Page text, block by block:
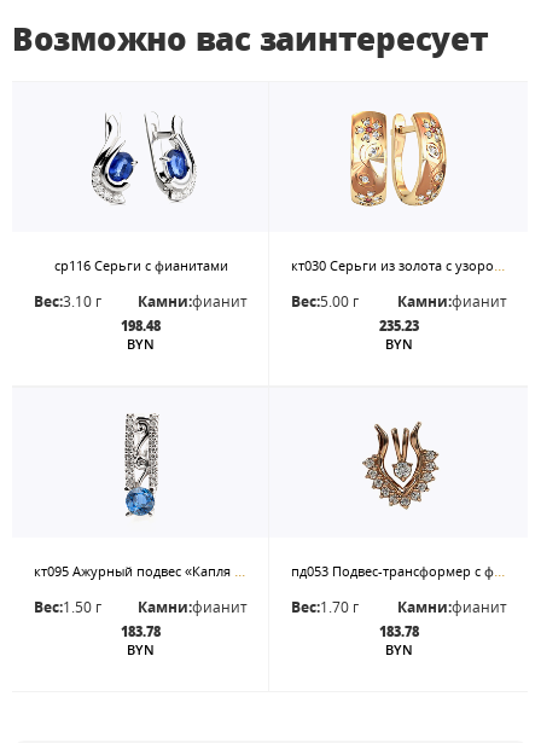
Возможно вас заинтересует
ср116 Серьги с фианитами
Вес:3.10 г Камни:фианит
198.48
BYN
кт030 Серьги из золота с узором «Цветок».
Вес:5.00 г Камни:фианит
235.23
BYN
кт095 Ажурный подвес «Капля океана» в белом золоте с синими фианитами.
Вес:1.50 г Камни:фианит
183.78
BYN
пд053 Подвес-трансформер с фианитами
Вес:1.70 г Камни:фианит
183.78
BYN